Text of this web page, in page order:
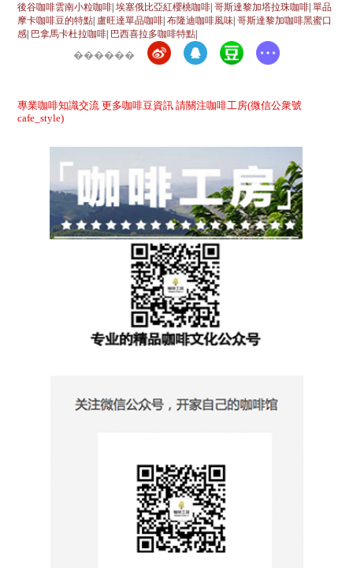
後谷咖啡雲南小粒咖啡|埃塞俄比亞紅櫻桃咖啡|哥斯達黎加塔拉珠咖啡|單品
摩卡咖啡豆的特點| 盧旺達單品咖啡|布隆迪咖啡風味|哥斯達黎加咖啡黑蜜口
感| 巴拿馬卡杜拉咖啡| 巴西喜拉多咖啡特點|
������
專業咖啡知識交流 更多咖啡豆資訊 請關注咖啡工房(微信公衆號
cafe_style)